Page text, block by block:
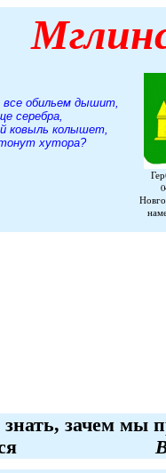
все обильем дышит,
серебра,
ковыль колышет,
хутора?
знать, зачем мы